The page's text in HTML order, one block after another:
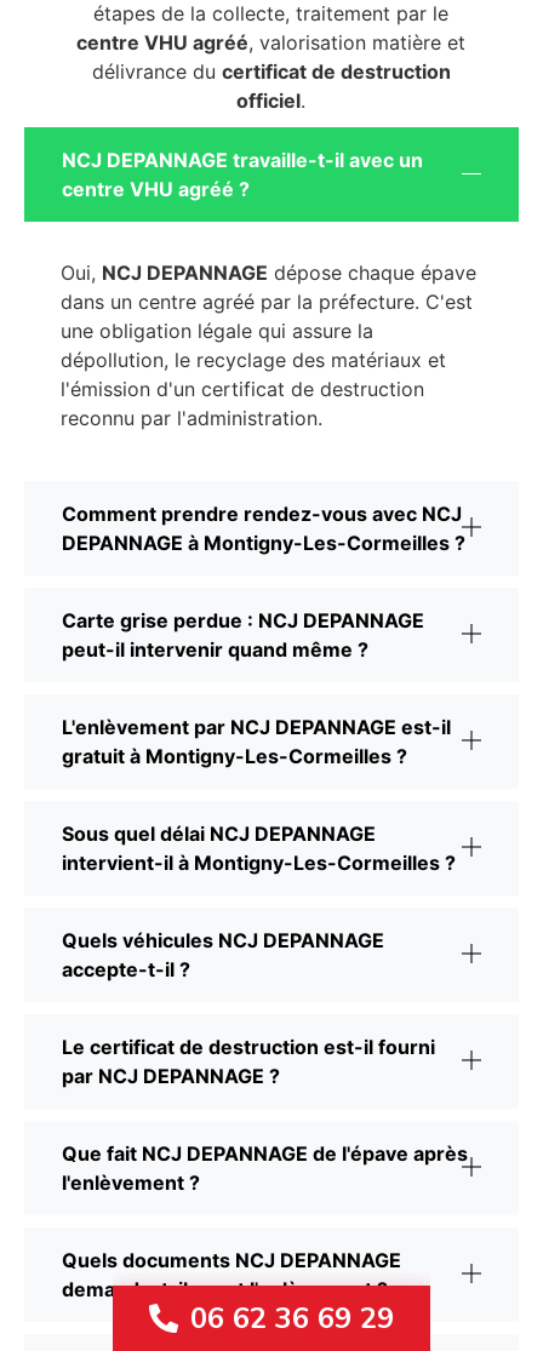
étapes de la collecte, traitement par le
centre VHU agréé, valorisation matière et
délivrance du certificat de destruction
officiel.
NCJ DEPANNAGE travaille-t-il avec un
centre VHU agréé ?
Oui, NCJ DEPANNAGE dépose chaque épave
dans un centre agréé par la préfecture. C'est
une obligation légale qui assure la
dépollution, le recyclage des matériaux et
l'émission d'un certificat de destruction
reconnu par l'administration.
Comment prendre rendez-vous avec NCJ
DEPANNAGE à Montigny-Les-Cormeilles ?
Carte grise perdue : NCJ DEPANNAGE
peut-il intervenir quand même ?
L'enlèvement par NCJ DEPANNAGE est-il
gratuit à Montigny-Les-Cormeilles ?
Sous quel délai NCJ DEPANNAGE
intervient-il à Montigny-Les-Cormeilles ?
Quels véhicules NCJ DEPANNAGE
accepte-t-il ?
Le certificat de destruction est-il fourni
par NCJ DEPANNAGE ?
Que fait NCJ DEPANNAGE de l'épave après
l'enlèvement ?
Quels documents NCJ DEPANNAGE
demande-t-il avant l'enlèvement ?
06 62 36 69 29